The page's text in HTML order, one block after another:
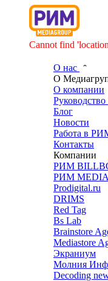
Cannot find
О нас
О
О компании
Блог
Новости
Работа в
Контакты
Компании
РИМ
РИМ MEDIA
Prodigital.ru
DRIMS
Red Tag
Bs Lab
Brainstore
Mediastore
Экраниум
Молния
Decoding